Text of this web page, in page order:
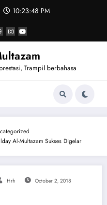
10:23:49 PM
Trampil berbahasa
Al-Multazam Sukses Digelar
Hrh October 2, 2018